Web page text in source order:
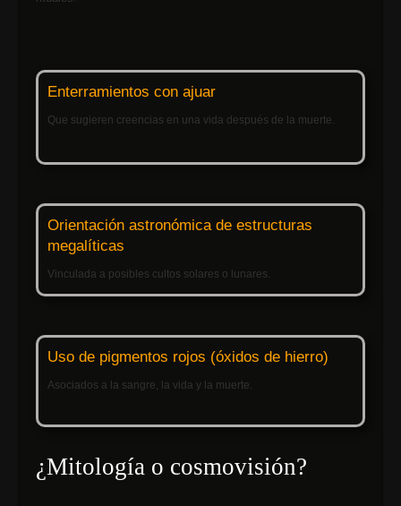
Enterramientos con ajuar
Que sugieren creencias en una vida después de la muerte.
Orientación astronómica de estructuras
megalíticas
Vinculada a posibles cultos solares o lunares.
Uso de pigmentos rojos (óxidos de hierro)
Asociados a la sangre, la vida y la muerte.
¿Mitología o cosmovisión?